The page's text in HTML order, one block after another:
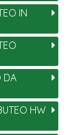
IN
DA
HW